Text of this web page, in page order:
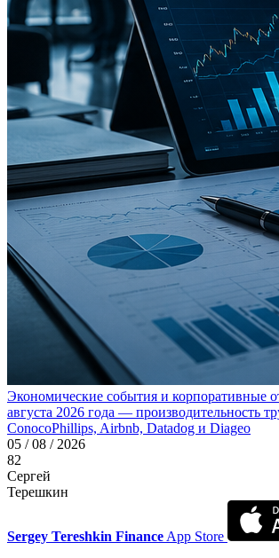
Экономические события и корпоративные
августа 2026 года — производительность
ConocoPhillips, Airbnb, Datadog и Diageo
05 / 08 / 2026
82
Сергей
Терешкин
Sergey Tereshkin Finance App Store